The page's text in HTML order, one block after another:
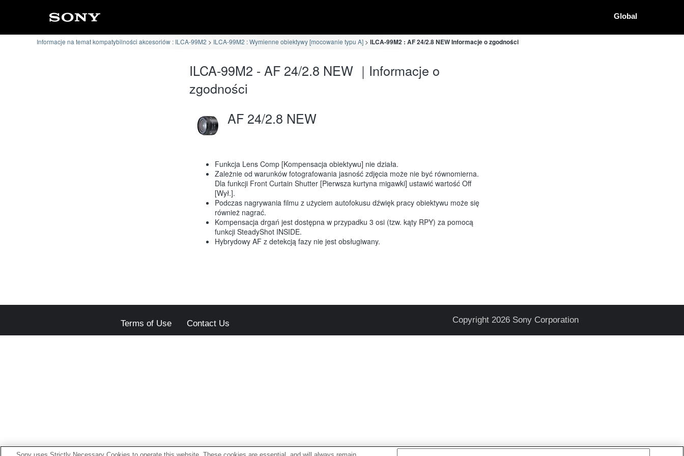
Global
Informacje na temat kompatybilności akcesoriów : ILCA-99M2 ILCA-99M2 : Wymienne obiektywy [mocowanie typu A] ILCA-99M2 : AF 24/2.8 NEW Informacje o zgodności
ILCA-99M2 - AF 24/2.8 NEW ｜Informacje o
zgodności
AF 24/2.8 NEW
Funkcja Lens Comp [Kompensacja obiektywu] nie działa.
Zależnie od warunków fotografowania jasność zdjęcia może nie być równomierna.
Dla funkcji Front Curtain Shutter [Pierwsza kurtyna migawki] ustawić wartość Off
[Wył.].
Podczas nagrywania filmu z użyciem autofokusu dźwięk pracy obiektywu może się
również nagrać.
Kompensacja drgań jest dostępna w przypadku 3 osi (tzw. kąty RPY) za pomocą
funkcji SteadyShot INSIDE.
Hybrydowy AF z detekcją fazy nie jest obsługiwany.
Terms of Use Contact Us Copyright 2026 Sony Corporation